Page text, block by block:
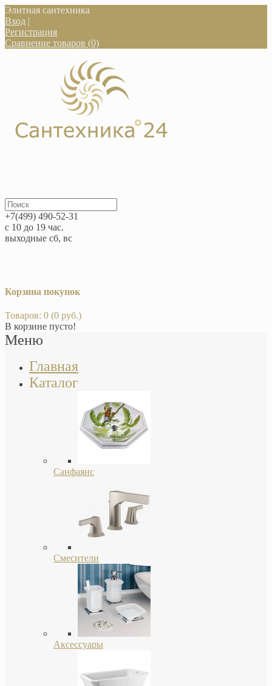
Элитная сантехника
Вход |
Регистрация
Сравнение товаров (0)
+7(499) 490-52-31
с 10 до 19 час.
выходные сб, вс
Корзина покупок
Товаров: 0 (0 руб.)
В корзине пусто!
Меню
Главная
Каталог
Санфаянс
Смесители
Аксессуары